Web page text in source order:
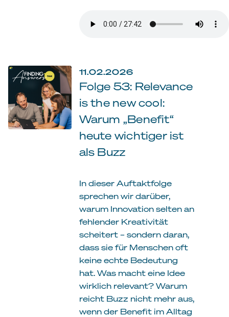
11.02.2026
Folge 53: Relevance
is the new cool:
Warum „Benefit“
heute wichtiger ist
als Buzz
In dieser Auftaktfolge
sprechen wir darüber,
warum Innovation selten an
fehlender Kreativität
scheitert – sondern daran,
dass sie für Menschen oft
keine echte Bedeutung
hat. Was macht eine Idee
wirklich relevant? Warum
reicht Buzz nicht mehr aus,
wenn der Benefit im Alltag